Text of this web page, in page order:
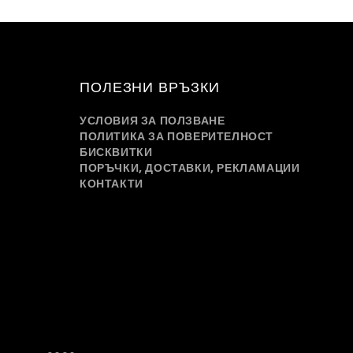
ПОЛЕЗНИ ВРЪЗКИ
УСЛОВИЯ ЗА ПОЛЗВАНЕ
ПОЛИТИКА ЗА ПОВЕРИТЕЛНОСТ
БИСКВИТКИ
ПОРЪЧКИ, ДОСТАВКИ, РЕКЛАМАЦИИ
КОНТАКТИ